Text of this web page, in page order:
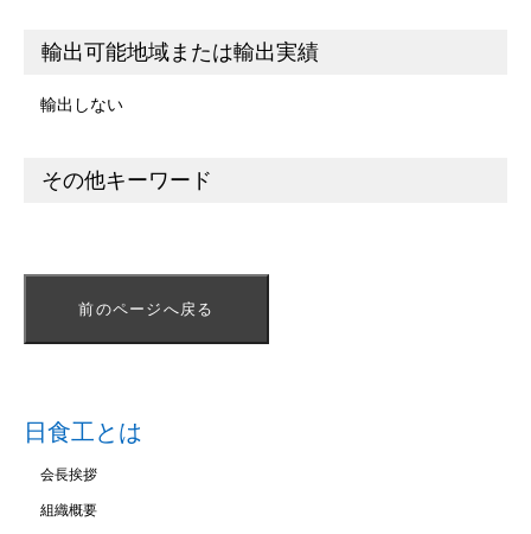
輸出可能地域または輸出実績
輸出しない
その他キーワード
前のページへ戻る
日食工とは
会長挨拶
組織概要